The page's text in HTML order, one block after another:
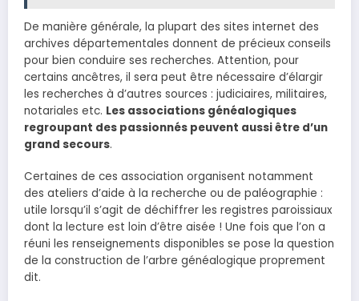
De manière générale, la plupart des sites internet des
archives départementales donnent de précieux conseils
pour bien conduire ses recherches. Attention, pour
certains ancêtres, il sera peut être nécessaire d’élargir
les recherches à d’autres sources : judiciaires, militaires,
notariales etc. Les associations généalogiques
regroupant des passionnés peuvent aussi être d’un
grand secours.
Certaines de ces association organisent notamment
des ateliers d’aide à la recherche ou de paléographie :
utile lorsqu’il s’agit de déchiffrer les registres paroissiaux
dont la lecture est loin d’être aisée ! Une fois que l’on a
réuni les renseignements disponibles se pose la question
de la construction de l’arbre généalogique proprement
dit.